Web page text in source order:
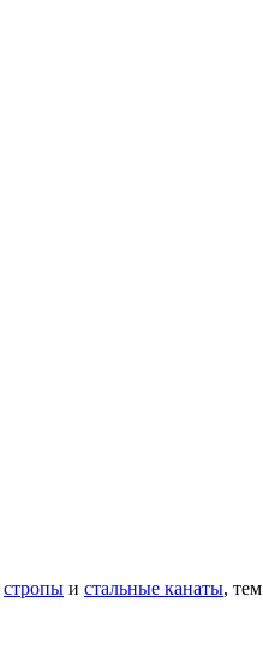
стропы и стальные канаты,